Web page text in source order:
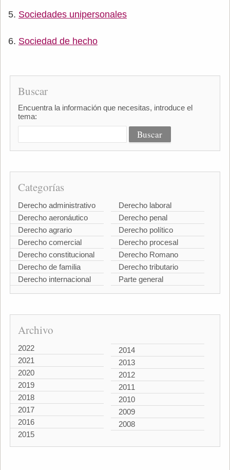
Sociedades unipersonales
Sociedad de hecho
Buscar
Encuentra la información que necesitas, introduce el
tema:
Categorías
Derecho administrativo
Derecho aeronáutico
Derecho agrario
Derecho comercial
Derecho constitucional
Derecho de familia
Derecho internacional
Derecho laboral
Derecho penal
Derecho político
Derecho procesal
Derecho Romano
Derecho tributario
Parte general
Archivo
2022
2021
2020
2019
2018
2017
2016
2015
2014
2013
2012
2011
2010
2009
2008